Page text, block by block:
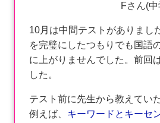
Fさん(
10月は中間テストがありまし
を完璧にしたつもりでも国語
に上がりませんでした。前回
した。
テスト前に先生から教えてい
例えば、 キーワードとキーセ